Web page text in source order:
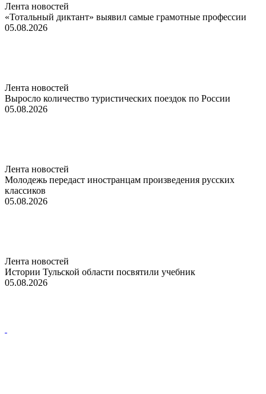
Лента новостей
«Тотальный диктант» выявил самые грамотные профессии
05.08.2026
Лента новостей
Выросло количество туристических поездок по России
05.08.2026
Лента новостей
Молодежь передаст иностранцам произведения русских
классиков
05.08.2026
Лента новостей
Истории Тульской области посвятили учебник
05.08.2026